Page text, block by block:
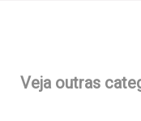
Veja outras